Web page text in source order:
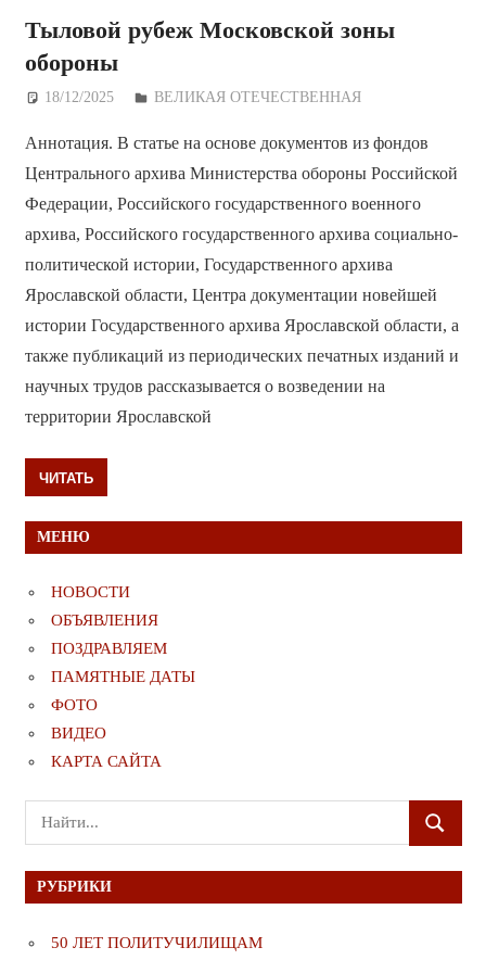
Тыловой рубеж Московской зоны
обороны
18/12/2025 Дежурный по Редакции
ВЕЛИКАЯ ОТЕЧЕСТВЕННАЯ
Аннотация. В статье на основе документов из фондов
Центрального архива Министерства обороны Российской
Федерации, Российского государственного военного
архива, Российского государственного архива социально-
политической истории, Государственного архива
Ярославской области, Центра документации новейшей
истории Государственного архива Ярославской области, а
также публикаций из периодических печатных изданий и
научных трудов рассказывается о возведении на
территории Ярославской
ЧИТАТЬ
МЕНЮ
НОВОСТИ
ОБЪЯВЛЕНИЯ
ПОЗДРАВЛЯЕМ
ПАМЯТНЫЕ ДАТЫ
ФОТО
ВИДЕО
КАРТА САЙТА
Поиск
для:
ПОИСК
РУБРИКИ
50 ЛЕТ ПОЛИТУЧИЛИЩАМ